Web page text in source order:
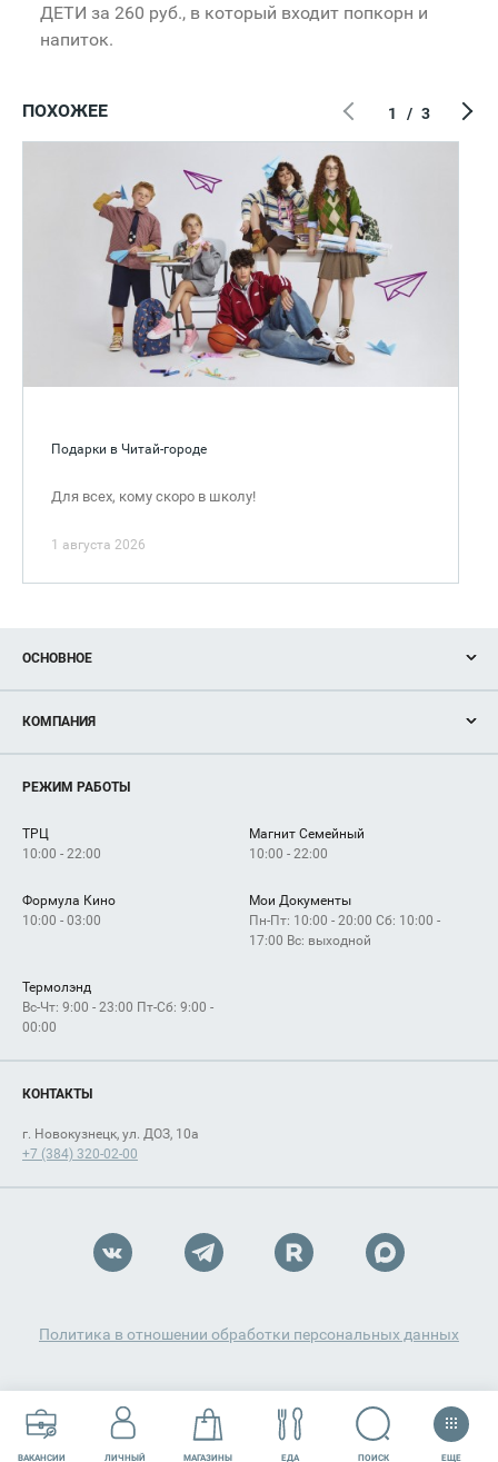
ВАКАНСИИ ЛИЧНЫЙ МАГАЗИНЫ ЕДА РАЗВЛЕЧЕНИЯ СЕРВИСЫ
ПОИСК ЕЩЕ
ДЕТИ за 260 руб., в который входит попкорн и
напиток.
ПОХОЖЕЕ
Подарки в Читай-городе
Для всех, кому скоро в школу!
1 августа 2026
1 / 3
ОСНОВНОЕ
Новости
Магазины
Услуги
КОМПАНИЯ
Рекламодателям
Как добраться
РЕЖИМ РАБОТЫ
ТРЦ
10:00 - 22:00
Магнит Семейный
10:00 - 22:00
Формула Кино
10:00 - 03:00
Мои Документы
Пн-Пт: 10:00 - 20:00 Сб: 10:00 -
17:00 Вс: выходной
Термолэнд
Вс-Чт: 9:00 - 23:00 Пт-Сб: 9:00 -
00:00
КОНТАКТЫ
г. Новокузнецк, ул. ДОЗ, 10а
+7 (384) 320-02-00
Политика в отношении обработки персональных данных